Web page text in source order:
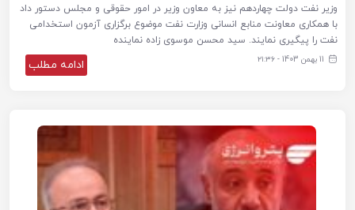
وزیر نفت دولت چهاردهم نیز به معاون وزیر در امور حقوقی و مجلس دستور داد
با همکاری معاونت منابع انسانی وزارت نفت موضوع برگزاری آزمون استخدامی
نفت را پیگیری نمایند. سید محسن موسوی زاده نماینده
11 بهمن 1403 - ۲۱:۳۶ ادامه مطلب